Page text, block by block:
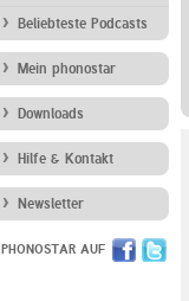
Beliebteste Podcasts
Mein phonostar
Downloads
Hilfe & Kontakt
Newsletter
PHONOSTAR AUF